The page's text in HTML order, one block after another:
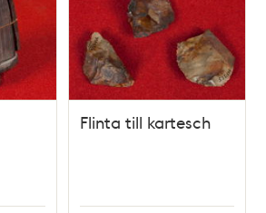
Flinta till kartesch